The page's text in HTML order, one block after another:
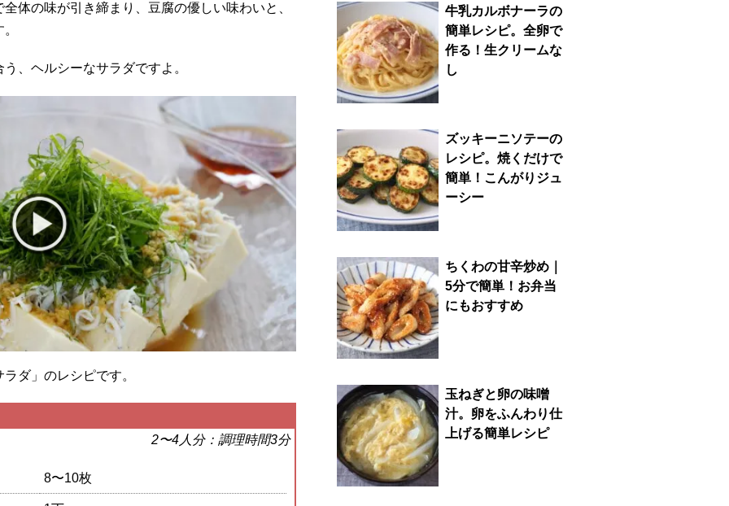
体の味が引き締まり、豆腐の優しい味わいと、
、ヘルシーなサラダですよ。
ダ」のレシピです。
2〜4人分：調理時間3分
8〜10枚
牛乳カルボナーラの
簡単レシピ。全卵で
作る！生クリームな
し
ズッキーニソテーの
レシピ。焼くだけで
簡単！こんがりジュ
ーシー
ちくわの甘辛炒め｜
5分で簡単！お弁当
にもおすすめ
玉ねぎと卵の味噌
汁。卵をふんわり仕
上げる簡単レシピ